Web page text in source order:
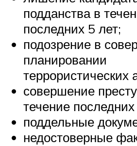
подданства в
последних 5 лет;
подозрение в
планировании
террористических
совершение
течение
поддельные
недостоверные